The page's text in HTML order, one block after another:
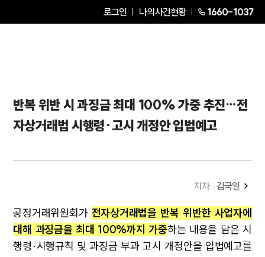
로그인 나의사건현황 1660-1037
반복 위반 시 과징금 최대 100% 가중 추진…전
자상거래법 시행령·고시 개정안 입법예고
저자 : 김국일
공정거래위원회가 전자상거래법을 반복 위반한 사업자에
대해 과징금을 최대 100%까지 가중하는 내용을 담은 시
행령·시행규칙 및 과징금 부과 고시 개정안을 입법예고를